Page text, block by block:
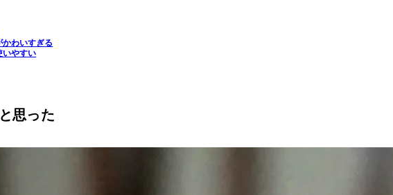
わいすぎる
いやすい
思った